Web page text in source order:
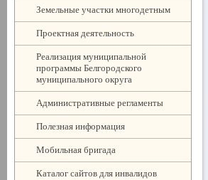
Земельные участки многодетным
Проектная деятельность
Реализация муниципальной
программы Белгородского
муниципального округа
Административные регламенты
Полезная информация
Мобильная бригада
Каталог сайтов для инвалидов